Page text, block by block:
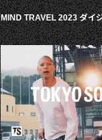
MIND TRAVEL 2023 ダイ